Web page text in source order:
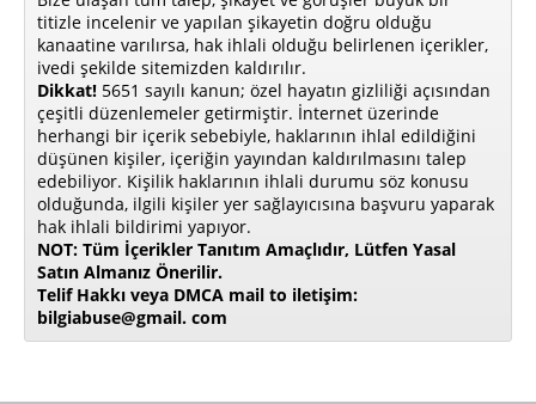
titizle incelenir ve yapılan şikayetin doğru olduğu
kanaatine varılırsa, hak ihlali olduğu belirlenen içerikler,
ivedi şekilde sitemizden kaldırılır.
Dikkat! 5651 sayılı kanun; özel hayatın gizliliği açısından
çeşitli düzenlemeler getirmiştir. İnternet üzerinde
herhangi bir içerik sebebiyle, haklarının ihlal edildiğini
düşünen kişiler, içeriğin yayından kaldırılmasını talep
edebiliyor. Kişilik haklarının ihlali durumu söz konusu
olduğunda, ilgili kişiler yer sağlayıcısına başvuru yaparak
hak ihlali bildirimi yapıyor.
NOT: Tüm İçerikler Tanıtım Amaçlıdır, Lütfen Yasal
Satın Almanız Önerilir.
Telif Hakkı veya DMCA mail to iletişim:
bilgiabuse@gmail. com